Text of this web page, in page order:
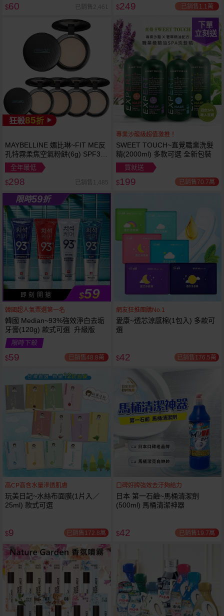
越多越
便宜
$60 已銷售2,461 $249 已銷售1.1萬
狂殺85折
MAYBELLINE 媚比琳~FIT ME反
孔特霧柔焦空氣粉餅(6g) SPF32
PA+++ 款式可選 空氣小圓餅
全年最低
$298 已銷售1,485
下單
立刻送
專業沙龍級超值激推！
SWEET TOUCH~直覺職業洗髮
精(2000ml) 多款可選 全新包裝
買就送
$199 已銷售70.7萬
限時59折
即 刻 開 搶 $59
韓國超人氣票選第一名
韓國 Median~93%強效淨白去垢
牙膏(120g) 款式可選 升級版
限時下殺
$59 已銷售48.8萬
網友狂推團購No.1
愛康~透芯涼感棉(1包入) 多款可
選
$42 已銷售176.5萬
高CP高含水量滲透肌膚
玩美日記~水絲布面膜(1片入／
25ml) 款式可選
$9 已銷售172.8萬
口碑好牌強效去汙夠給力
日本 第一石鹼~馬桶清潔劑
(500ml) 馬桶清潔神器
$42 已銷售19.7萬